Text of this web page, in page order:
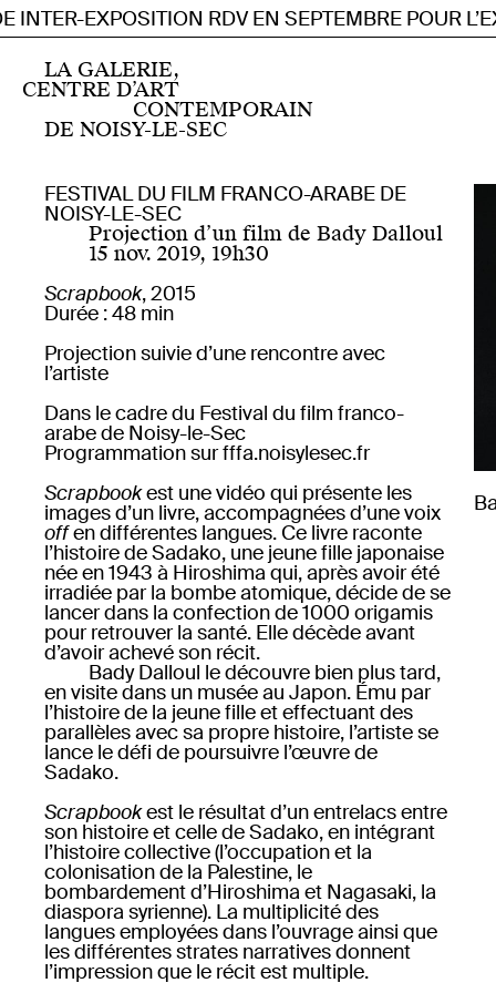
EXPOSITION RDV EN SEPTEMBRE POUR
Centre d’art contemporain d’intérêt national
Programmation
Actuellement
Prochainement
Résidences
Résidence artiste de la scène française
Résidence artiste étranger·ère
Visite pour tou·te·s
Petite enfance
Pédagogie : scolaire et périscolaire
Formation professionnelle
Œuvres produites
Une espace insécable
Éditions
Publications
En ligne
Multiples
LA GALERIE,
CENTRE D’ART
CONTEMPORAIN
DE NOISY-LE-SEC
FR EN
Facebook
Youtube
Informations pratiques
FESTIVAL DU FILM FRANCO-ARABE DE
NOISY-LE-SEC
Projection d’un film de Bady Dalloul
15 nov. 2019, 19h30
Scrapbook, 2015
Durée : 48 min
Projection suivie d’une rencontre avec
l’artiste
Dans le cadre du Festival du film franco-
arabe de Noisy-le-Sec
Programmation surfffa.noisylesec.fr
Scrapbookest une vidéo qui présente les
images d’un livre, accompagnées d’une voix
offen différentes langues. Ce livre raconte
l’histoire de Sadako, une jeune fille japonaise
née en 1943 à Hiroshima qui, après avoir été
irradiée par la bombe atomique, décide de se
lancer dans la confection de 1000 origamis
pour retrouver la santé. Elle décède avant
d’avoir achevé son récit.
Bady Dalloul le découvre bien plus tard,
en visite dans un musée au Japon. Ému par
l’histoire de la jeune fille et effectuant des
parallèles avec sa propre histoire, l’artiste se
lance le défi de poursuivre l’œuvre de
Sadako.
Scrapbookest le résultat d’un entrelacs entre
son histoire et celle de Sadako, en intégrant
l’histoire collective (l’occupation et la
colonisation de la Palestine, le
bombardement d’Hiroshima et Nagasaki, la
diaspora syrienne). La multiplicité des
langues employées dans l’ouvrage ainsi que
les différentes strates narratives donnent
l’impression que le récit est multiple.